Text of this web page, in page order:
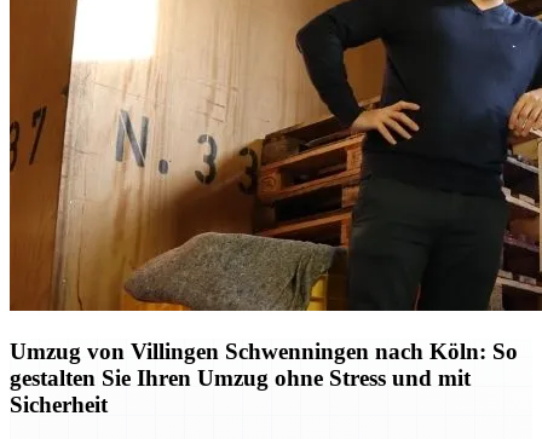
Umzug von Villingen Schwenningen nach Köln: So
gestalten Sie Ihren Umzug ohne Stress und mit
Sicherheit